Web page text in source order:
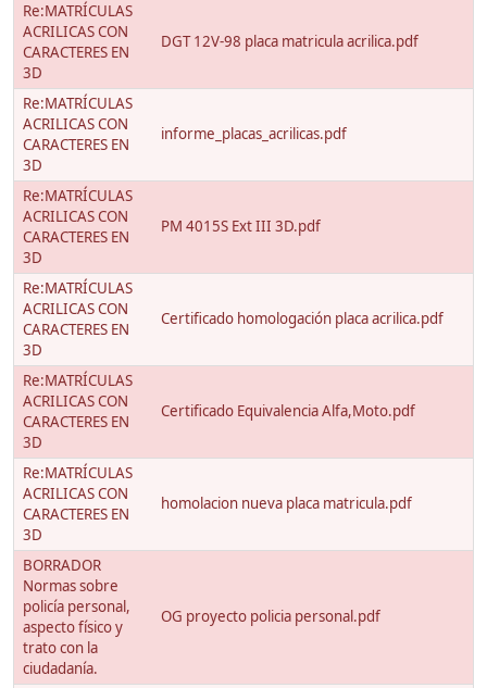
Re:MATRÍCULAS
ACRILICAS CON
CARACTERES EN
3D
DGT 12V-98 placa matricula acrilica.pdf
Re:MATRÍCULAS
ACRILICAS CON
CARACTERES EN
3D
informe_placas_acrilicas.pdf
Re:MATRÍCULAS
ACRILICAS CON
CARACTERES EN
3D
PM 4015S Ext III 3D.pdf
Re:MATRÍCULAS
ACRILICAS CON
CARACTERES EN
3D
Certificado homologación placa acrilica.pdf
Re:MATRÍCULAS
ACRILICAS CON
CARACTERES EN
3D
Certificado Equivalencia Alfa,Moto.pdf
Re:MATRÍCULAS
ACRILICAS CON
CARACTERES EN
3D
homolacion nueva placa matricula.pdf
BORRADOR
Normas sobre
policía personal,
aspecto físico y
trato con la
ciudadanía.
OG proyecto policia personal.pdf